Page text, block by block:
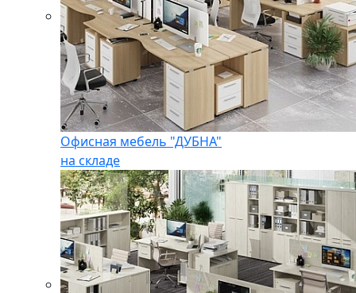
Офисная мебель "ДУБНА"
на складе